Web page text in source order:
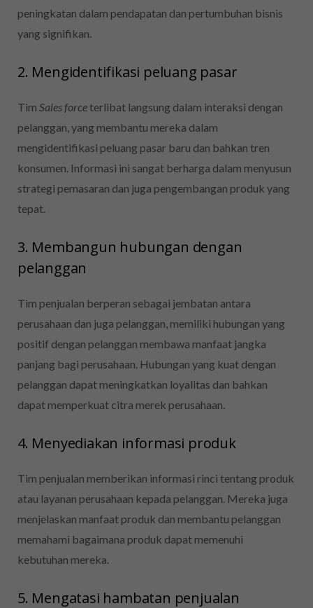
peningkatan dalam pendapatan dan pertumbuhan bisnis
yang signifikan.
2. Mengidentifikasi peluang pasar
Tim Sales forceterlibat langsung dalam interaksi dengan
pelanggan, yang membantu mereka dalam
mengidentifikasi peluang pasar baru dan bahkan tren
konsumen. Informasi ini sangat berharga dalam menyusun
strategi pemasaran dan juga pengembangan produk yang
tepat.
3. Membangun hubungan dengan
pelanggan
Tim penjualan berperan sebagai jembatan antara
perusahaan dan juga pelanggan, memiliki hubungan yang
positif dengan pelanggan membawa manfaat jangka
panjang bagi perusahaan. Hubungan yang kuat dengan
pelanggan dapat meningkatkan loyalitas dan bahkan
dapat memperkuat citra merek perusahaan.
4. Menyediakan informasi produk
Tim penjualan memberikan informasi rinci tentang produk
atau layanan perusahaan kepada pelanggan. Mereka juga
menjelaskan manfaat produk dan membantu pelanggan
memahami bagaimana produk dapat memenuhi
kebutuhan mereka.
5. Mengatasi hambatan penjualan